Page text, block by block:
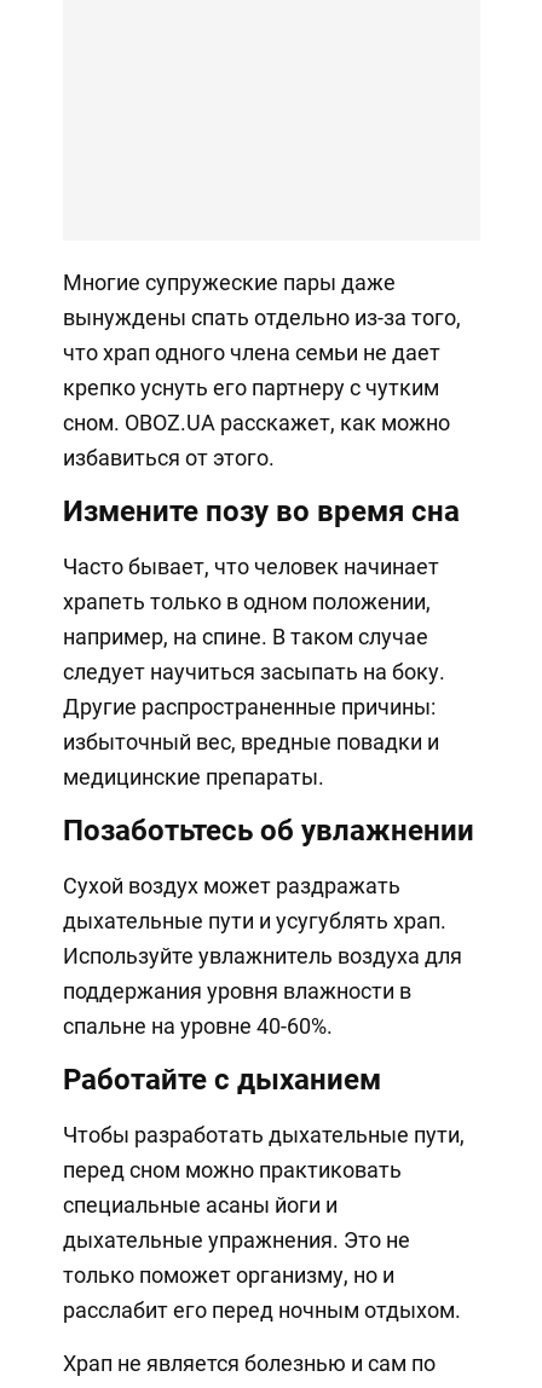
Многие супружеские пары даже
вынуждены спать отдельно из-за того,
что храп одного члена семьи не дает
крепко уснуть его партнеру с чутким
сном. OBOZ.UA расскажет, как можно
избавиться от этого.
Измените позу во время сна
Часто бывает, что человек начинает
храпеть только в одном положении,
например, на спине. В таком случае
следует научиться засыпать на боку.
Другие распространенные причины:
избыточный вес, вредные повадки и
медицинские препараты.
Позаботьтесь об увлажнении
Сухой воздух может раздражать
дыхательные пути и усугублять храп.
Используйте увлажнитель воздуха для
поддержания уровня влажности в
спальне на уровне 40-60%.
Работайте с дыханием
Чтобы разработать дыхательные пути,
перед сном можно практиковать
специальные асаны йоги и
дыхательные упражнения. Это не
только поможет организму, но и
расслабит его перед ночным отдыхом.
Храп не является болезнью и сам по